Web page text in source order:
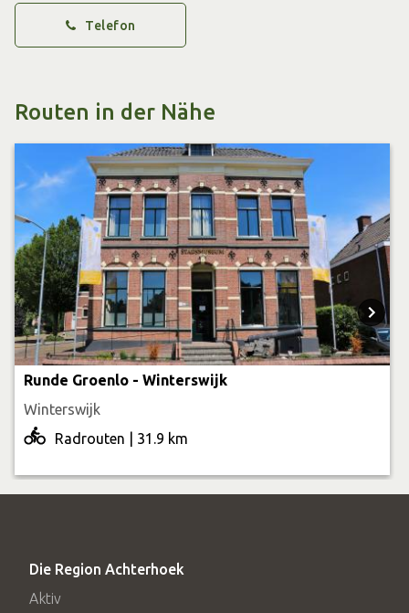
Information. Hier finden Sie Wander- und Radtouren,
Veranstaltungen und Exkursionen.
Telefon
Routen in der Nähe
Runde Groenlo - Winterswijk
Winterswijk
Radrouten | 31.9 km
Die Region Achterhoek
Aktiv